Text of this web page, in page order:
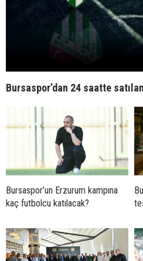
Bursaspor’dan 24 saatte
Bursaspor’un Erzurum kampına
kaç futbolcu katılacak?